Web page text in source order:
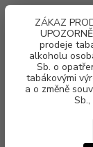
ZÁKAZ
prodeje
alkoholu
Sb. o
tabákovými
a o změně